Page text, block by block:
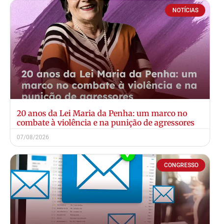
NOTÍCIAS
20 anos da Lei Maria da Penha: um marco no
combate à violência e na punição de agressores
07/08/2026
CONGRESSO